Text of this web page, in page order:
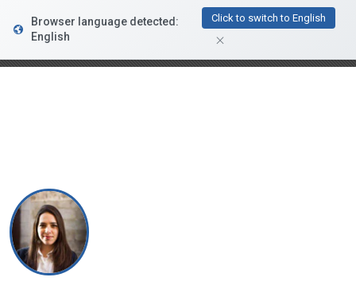
FacturaDirecta
Browser language detected:
English
Click to switch to English